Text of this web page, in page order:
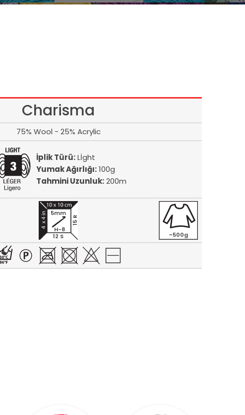
Charisma
75% Wool - 25% Acrylic
İplik Türü:Lİght
Yumak Ağırlığı:100g
Tahmini Uzunluk:200m
12 S
15 R
5mm
H-8
~500g